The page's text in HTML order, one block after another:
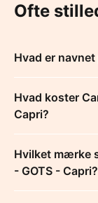
Ofte
Hvad er
Hvad koster
Capri?
Hvilket mærke
- GOTS - Capri?